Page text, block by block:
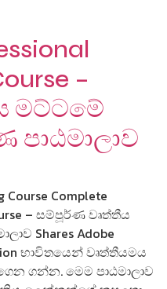
–
මට්ටමේ
Course Complete
– සම්පූර්ණ වෘත්තීය
Shares Adobe
භාවිතයෙන් වෘත්තීයමය
ගන්න. මෙම පාඨමාලාව